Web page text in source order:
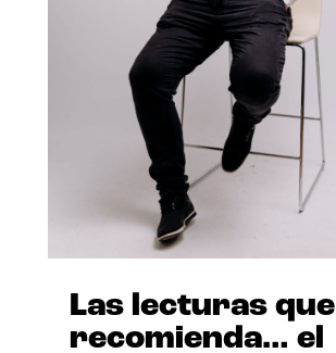
Las lecturas que
recomienda… el